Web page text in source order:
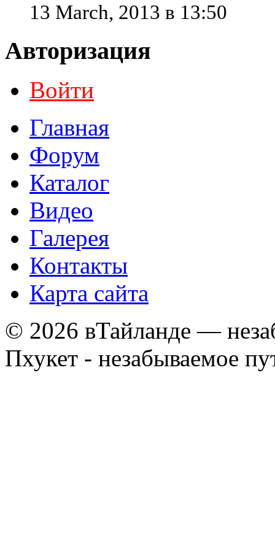
13 March, 2013 в 13:50
Авторизация
Войти
Главная
Форум
Каталог
Видео
Галерея
Контакты
Карта сайта
© 2026 вТайланде —
Пхукет - незабываемое